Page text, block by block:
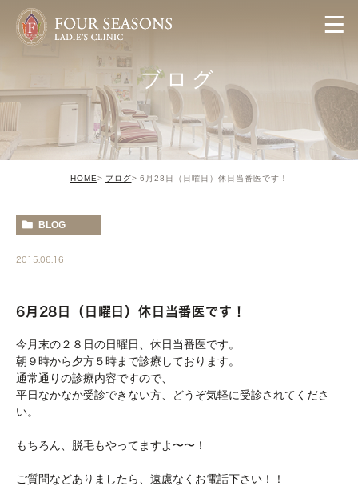
ブログ
HOME ブログ 6月28日（日曜日）休日当番医です！
BLOG
2015.06.16
6月28日（日曜日）休日当番医です！
今月末の２８日の日曜日、休日当番医です。
朝９時から夕方５時まで診療しております。
通常通りの診療内容ですので、
平日なかなか受診できない方、どうぞ気軽に受診されてくださ
い。
もちろん、脱毛もやってますよ〜〜！
ご質問などありましたら、遠慮なくお電話下さい！！